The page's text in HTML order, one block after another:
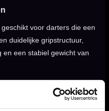
voor darters die een
duidelijke gripstructuur,
een stabiel gewicht van